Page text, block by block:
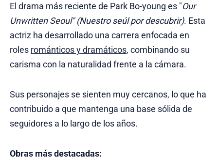
El drama más reciente de Park Bo-young es "Our
Unwritten Seoul" (Nuestro seúl por descubrir). Esta
actriz ha desarrollado una carrera enfocada en
roles románticos y dramáticos, combinando su
carisma con la naturalidad frente a la cámara.
Sus personajes se sienten muy cercanos, lo que ha
contribuido a que mantenga una base sólida de
seguidores a lo largo de los años.
Obras más destacadas: